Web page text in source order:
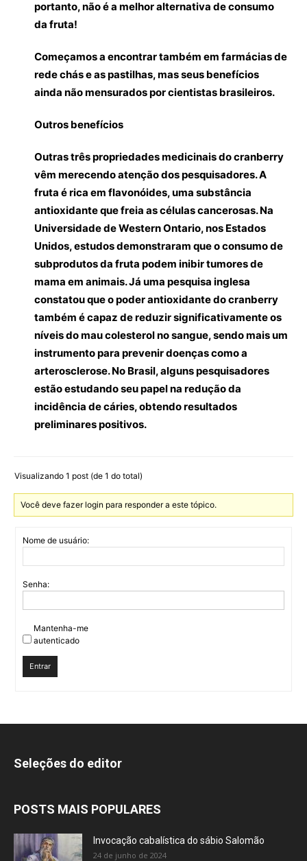
portanto, não é a melhor alternativa de consumo
da fruta!
Começamos a encontrar também em farmácias de
rede chás e as pastilhas, mas seus benefícios
ainda não mensurados por cientistas brasileiros.
Outros benefícios
Outras três propriedades medicinais do cranberry
vêm merecendo atenção dos pesquisadores. A
fruta é rica em flavonóides, uma substância
antioxidante que freia as células cancerosas. Na
Universidade de Western Ontario, nos Estados
Unidos, estudos demonstraram que o consumo de
subprodutos da fruta podem inibir tumores de
mama em animais. Já uma pesquisa inglesa
constatou que o poder antioxidante do cranberry
também é capaz de reduzir significativamente os
níveis do mau colesterol no sangue, sendo mais um
instrumento para prevenir doenças como a
arterosclerose. No Brasil, alguns pesquisadores
estão estudando seu papel na redução da
incidência de cáries, obtendo resultados
preliminares positivos.
Visualizando 1 post (de 1 do total)
Você deve fazer login para responder a este tópico.
Nome de usuário:
Senha:
Mantenha-me
autenticado
Entrar
Seleções do editor
POSTS MAIS POPULARES
Invocação cabalística do sábio Salomão
24 de junho de 2024